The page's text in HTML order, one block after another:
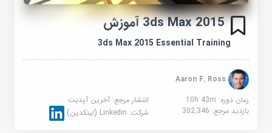
3ds Max 2015 آموزش
3ds Max 2015 Essential Training
Aaron F. Ross
زمان دوره: 10h 43m
انتشار مرجع:آخرین آپدیت
بازدید مرجع:302,346 شرکت:Linkedin (لینکدین)